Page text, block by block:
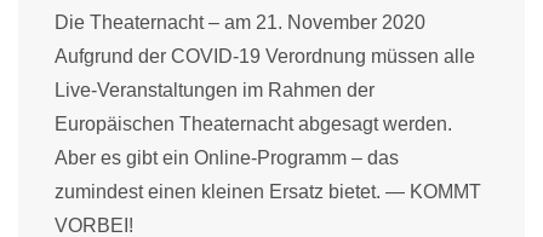
Die Theaternacht – am 21. November 2020
Aufgrund der COVID-19 Verordnung müssen alle
Live-Veranstaltungen im Rahmen der
Europäischen Theaternacht abgesagt werden.
Aber es gibt ein Online-Programm – das
zumindest einen kleinen Ersatz bietet. — KOMMT
VORBEI!